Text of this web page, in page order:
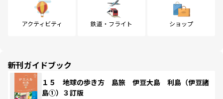
アクティビティ 鉄道・フライト ショップ
新刊ガイドブック
１５ 地球の歩き方 島旅 伊豆大島 利島（伊豆諸
島①）３訂版